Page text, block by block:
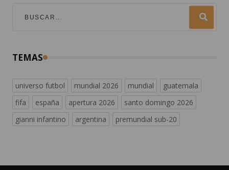
TEMAS
universo futbol mundial 2026 mundial
guatemala
fifa
españa apertura 2026
santo domingo 2026
gianni infantino
argentina premundial sub-20